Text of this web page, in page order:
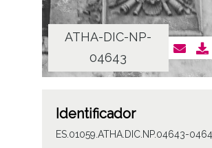
ATHA-DIC-NP-
04643
Identificador
ES.01059.ATHA.DIC.NP.04643-